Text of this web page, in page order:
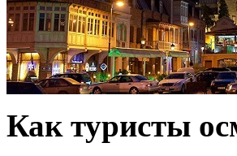
Как туристы